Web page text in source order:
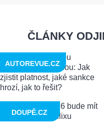
ČLÁNKY
AUTOREVUE.CZ
DOUPĚ.CZ